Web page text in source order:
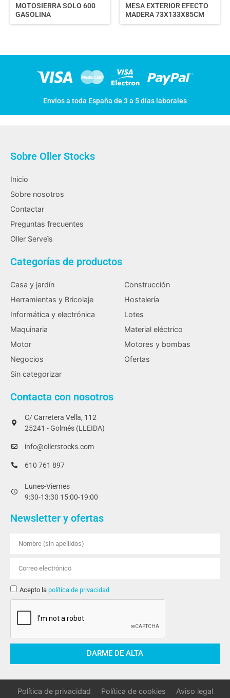
MOTOSIERRA SOLO 600
GASOLINA
MESA EXTERIOR EFECTO
MADERA 73X133X85CM
Envíos a toda España de 3 a 5 días laborales
Sobre Oller Stocks
Inicio
Sobre nosotros
Contactar
Preguntas frecuentes
Oller Serveïs
Categorías de productos
Casa y jardín
Construcción
Herramientas y Bricolaje
Hostelería
Informática y electrónica
Lotes
Maquinaria
Material eléctrico
Motor
Motores y bombas
Negocios
Ofertas
Sin categorizar
Contacta con nosotros
C/ Carretera Vella, 112
25241 - Golmés (LLEIDA)
info@ollerstocks.com
610 761 897
Lunes-Viernes
9:30-13:30 15:00-19:00
Newsletter y ofertas
Acepto la política de privacidad
DARME DE ALTA
Política de privacidad Política de cookies Aviso legal